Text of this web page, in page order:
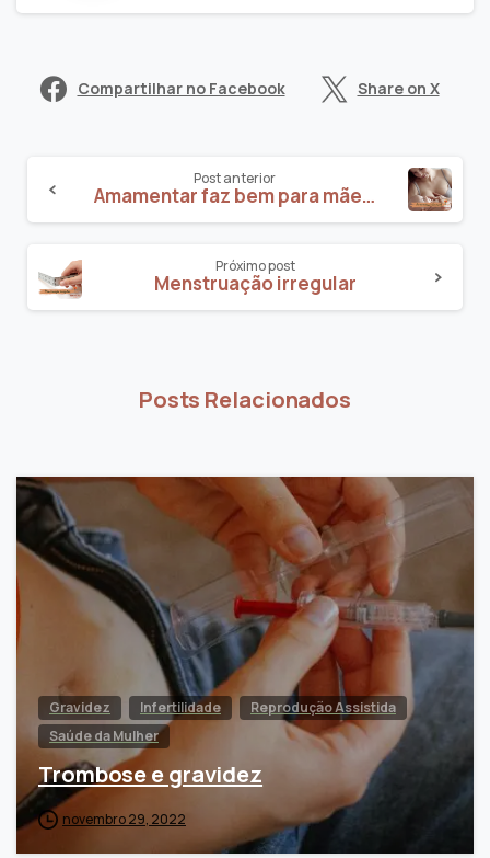
Compartilhar no Facebook Share on X
Post anterior
Amamentar faz bem para mãe e filho
Próximo post
Menstruação irregular
Posts Relacionados
Gravidez Infertilidade
Reprodução Assistida
Saúde da Mulher
Trombose e gravidez
novembro 29, 2022